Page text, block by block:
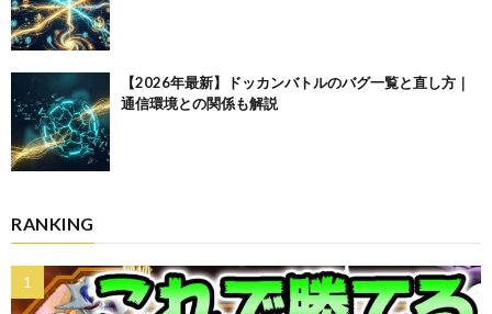
【2026年最新】ドッカンバトルのバグ一覧と直し方｜
通信環境との関係も解説
RANKING